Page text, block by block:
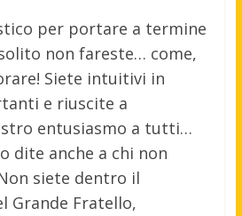
per portare a termine
non fareste… come,
Siete intuitivi in
e riuscite a
entusiasmo a tutti…
dite anche a chi non
siete dentro il
Grande Fratello,